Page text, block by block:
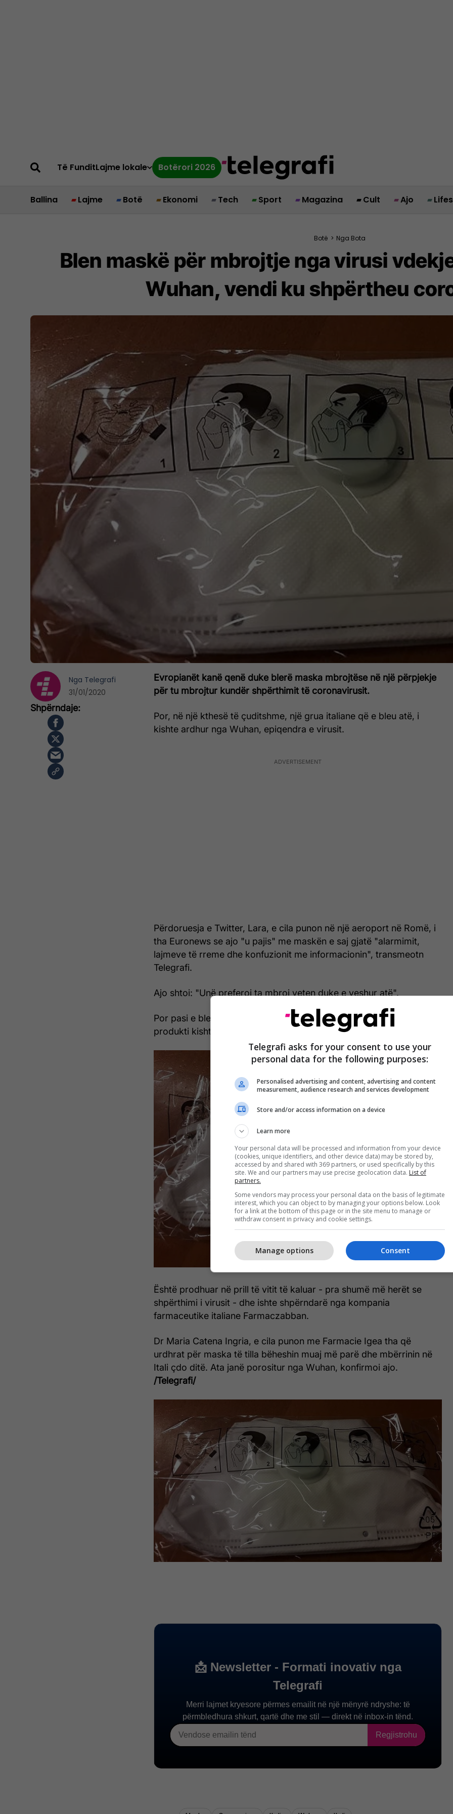
Të FunditLajme lokale Botërori 2026
Ballina Lajme Botë Ekonomi Tech Sport Magazina Cult Ajo
Botë > Nga Bota
Blen maskë për mbrojtje nga virusi
Wuhan, vendi ku shpërtheu
Evropianët kanë qenë duke blerë maska ​​mbrojtëse në një përpjekje
për tu mbrojtur kundër shpërthimit të coronavirusit.
Por, në një kthesë të çuditshme, një grua italiane që e bleu atë, i
kishte ardhur nga Wuhan, epiqendra e virusit.
Përdoruesja e Twitter, Lara, e cila punon në një aeroport në Romë, i
tha Euronews se ajo "u pajis" me maskën e saj gjatë "alarmimit,
lajmeve të rreme dhe konfuzionit me informacionin", transmeotn
Telegrafi.
Ajo shtoi: "Unë preferoj ta mbroj veten duke e veshur atë".
Por pasi e bleu atë, ajo vuri re një detaj kyç në paketimin, i cili tha se
produkti kishte ardhur nga Wuhan, Kinë.
Është prodhuar në prill të vitit të kaluar - pra shumë më herët se
shpërthimi i virusit - dhe ishte shpërndarë nga kompania
farmaceutike italiane Farmaczabban.
Dr Maria Catena Ingria, e cila punon me Farmacie Igea tha që
urdhrat për maska ​​të tilla bëheshin muaj më parë dhe mbërrinin në
Itali çdo ditë. Ata janë porositur nga Wuhan, konfirmoi ajo.
/Telegrafi/
Nga Telegrafi
31/01/2020
Telegrafi asks for your consent to use your
personal data for the following purposes:
Personalised advertising and content, advertising and content
measurement, audience research and services development
Store and/or access information on a device
Learn more
Your personal data will be processed and information from your device
(cookies, unique identifiers, and other device data) may be stored by,
accessed by and shared with 369 partners, or used specifically by this
site. We and our partners may use precise geolocation data. List of
partners.
Some vendors may process your personal data on the basis of legitimate
interest, which you can object to by managing your options below. Look
for a link at the bottom of this page or in the site menu to manage or
withdraw consent in privacy and cookie settings.
Consent
Manage options